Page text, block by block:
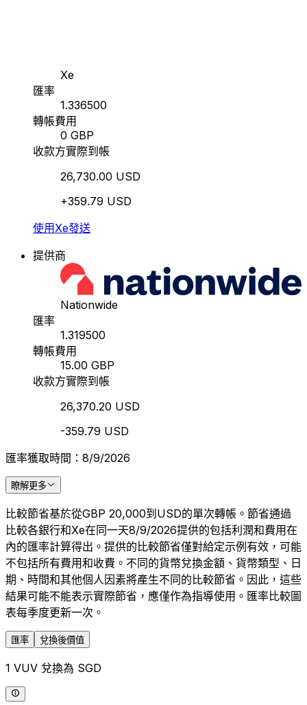
Xe
匯率
1.336500
轉帳費用
0 GBP
收款方實際到帳
26,730.00 USD
+359.79 USD
使用Xe發送
提供商
Nationwide
匯率
1.319500
轉帳費用
15.00 GBP
收款方實際到帳
26,370.20 USD
-359.79 USD
匯率獲取時間：8/9/2026
瞭解更多
比較節省基於從GBP 20,000到USD的單次轉帳。節省通過
比較各銀行和Xe在同一天8/9/2026提供的包括利潤和費用在
內的匯率計算得出。提供的比較節省僅對給定示例有效，可能
不包括所有費用和收費。不同的貨幣兌換金額、貨幣類型、日
期、時間和其他個人因素將產生不同的比較節省。因此，這些
結果可能不能表示實際節省，應僅作為指導使用。匯率比較圖
表每季度更新一次。
匯率 兌換後價值
1 VUV 兌換為 SGD